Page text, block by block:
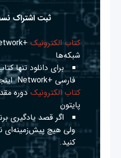
ثبت اشتراک
کتاب الکترونیک
شبکه‌ها
برای دانلود تنها
فارسی +Network
کتاب الکترونیک دوره
پایتون
اگر قصد یادگیری
ولی هیچ پیش‌زمینه‌ای
کنید.